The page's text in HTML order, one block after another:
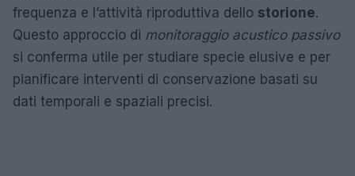
frequenza e l’attività riproduttiva dello storione.
Questo approccio di monitoraggio acustico passivo
si conferma utile per studiare specie elusive e per
pianificare interventi di conservazione basati su
dati temporali e spaziali precisi.